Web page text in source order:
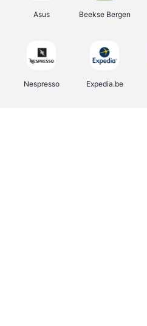
Asus Beekse Bergen
Nespresso Expedia.be